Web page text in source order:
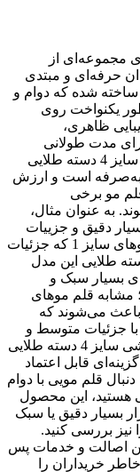
دارای مجموعه‌ای از
حرفه‌ای و مبتدی
شده که دوام و
یکنواخت روی
ظاهری،
مدت طولانی
راحت می‌کند. همچنین قیمت قلم مو نقاشی سایز 4 دسته طلایی
است و ارزش
قلم مو برخی
به عنوان مثال،
بسیار دقیق و جزییات
کوچک کمی بزرگ باشد؛ در مقایسه با قلم موهای سایز 1 که جزئیات
طلایی این مدل
بسیار سبک و
قلم موهای
باعث می‌شوند که
با جزئیات متوسط و
کاربرد عمومی باشد. در مجموع، قلم مو نقاشی سایز 4 دسته طلایی
قابل اعتماد
قلم مویی با دوام
هستید، این محصول
بسیار دقیق یا سبک
نیز بررسی کنید.
اصالت و خدمات پس
خریداران را